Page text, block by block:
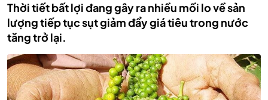
Thời tiết bất lợi đang gây ra nhiều mối lo về sản
lượng tiếp tục sụt giảm đẩy giá tiêu trong nước
tăng trở lại.